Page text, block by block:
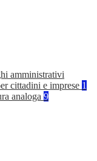
amministrativi
cittadini e imprese 1
analoga 9